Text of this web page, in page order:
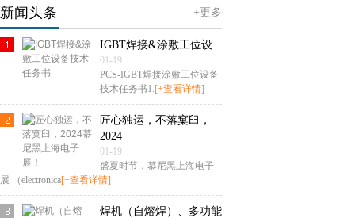
新闻头条 +更多
IGBT焊接&涂敷工位设
01-19
PCS-IGBT焊接涂敷工位设备
技术任务书1.[+查看详情]
匠心独运，不落窠臼，
2024
01-19
盛夏时节，慕尼黑上海电子
展 （electronica[+查看详情]
焊机（自熔焊）、多功能